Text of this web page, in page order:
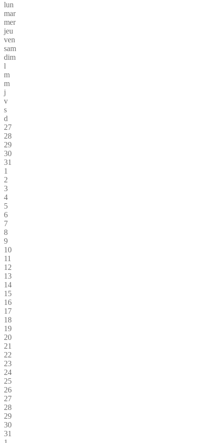
lun
mar
mer
jeu
ven
sam
dim
l
m
m
j
v
s
d
27
28
29
30
31
1
2
3
4
5
6
7
8
9
10
11
12
13
14
15
16
17
18
19
20
21
22
23
24
25
26
27
28
29
30
31